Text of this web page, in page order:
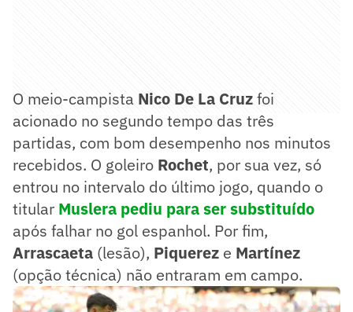
O meio-campista Nico De La Cruzfoi
acionado no segundo tempo das três
partidas, com bom desempenho nos minutos
recebidos. O goleiro Rochet, por sua vez, só
entrou no intervalo do último jogo, quando o
titular Muslera pediu para ser substituído
após falhar no gol espanhol. Por fim,
Arrascaeta (lesão), Piquerez e Martínez
(opção técnica) não entraram em campo.